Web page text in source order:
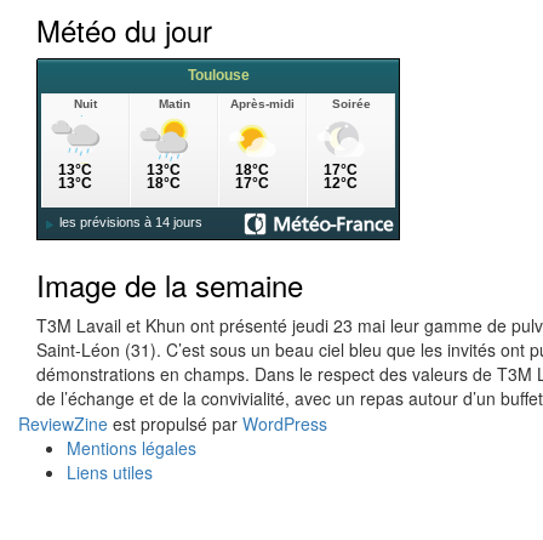
Météo du jour
Image de la semaine
T3M Lavail et Khun ont présenté jeudi 23 mai leur gamme de
Saint-Léon (31). C’est sous un beau ciel bleu que les invités ont
démonstrations en champs. Dans le respect des valeurs de
de l’échange et de la convivialité, avec un repas autour d’un
ReviewZine est propulsé par WordPress
Mentions légales
Liens utiles